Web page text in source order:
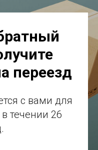
переезд
с вами для
течении 26